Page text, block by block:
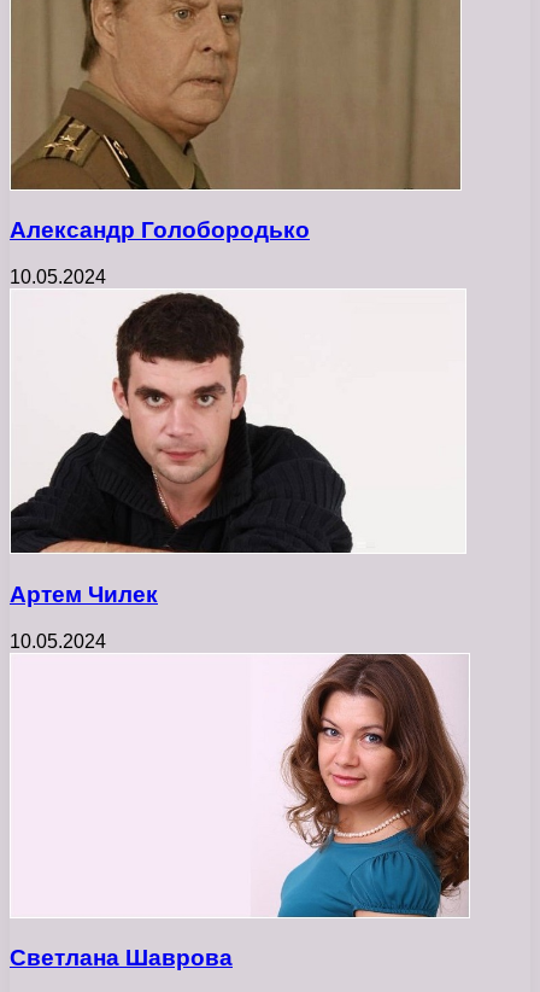
Александр Голобородько
10.05.2024
Артем Чилек
10.05.2024
Светлана Шаврова